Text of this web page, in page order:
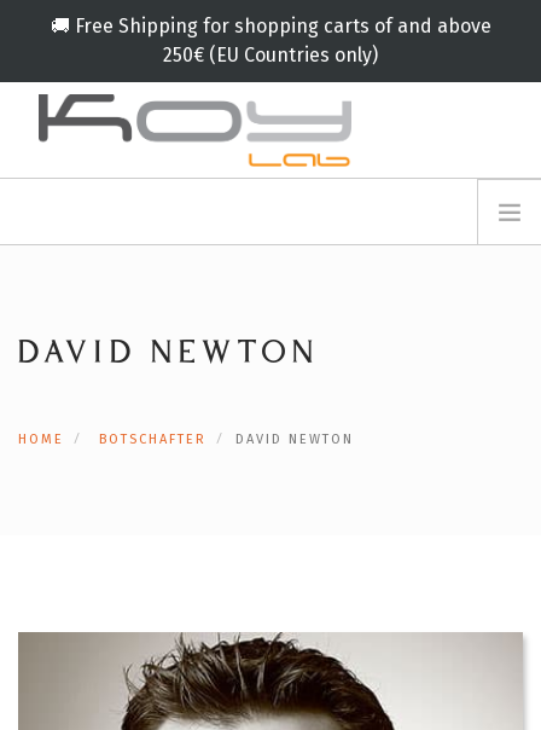
🚚 Free Shipping for shopping carts of and above
250€ (EU Countries only)
PARTNERN
KAMPAGNE
DAVID NEWTON
HOME BOTSCHAFTER DAVID NEWTON